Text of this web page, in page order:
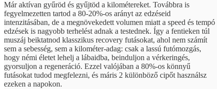
Már aktívan gyűröd és gyűjtöd a kilométereket. Továbbra is
fegyelmezetten tartod a 80-20%-os arányt az edzéseid
intenzitásában, de a megnövekedett volumen miatt a speed és tempó
edzések is nagyobb terhelést adnak a testednek. Így a fentieken túl
muszáj beiktatnod klasszikus recovery futásokat, ahol nem számít
sem a sebesség, sem a kilométer-adag: csak a lassú futómozgás,
hogy némi életet lehelj a lábaidba, beinduljon a vérkeringés,
gyorsuljon a regeneráció. Ezzel valójában a 80%-os könnyű
futásokat tudod megfelezni, és máris 2 különböző cipőt használsz
ezeken a napokon.